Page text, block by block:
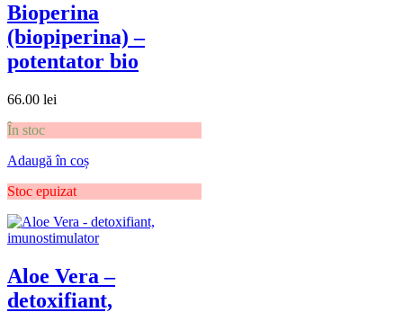
Bioperina
(biopiperina) –
potentator bio
66.00 lei
În stoc
Adaugă în coș
Stoc epuizat
Aloe Vera –
detoxifiant,